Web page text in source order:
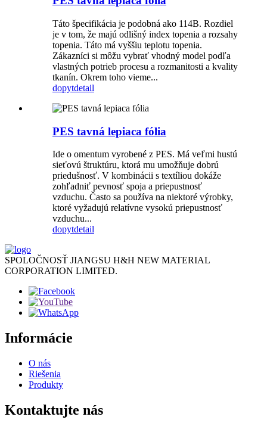
Táto špecifikácia je podobná ako 114B. Rozdiel
je v tom, že majú odlišný index topenia a rozsahy
topenia. Táto má vyššiu teplotu topenia.
Zákazníci si môžu vybrať vhodný model podľa
vlastných potrieb procesu a rozmanitosti a kvality
tkanín. Okrem toho vieme...
dopytdetail
PES tavná lepiaca fólia
Ide o omentum vyrobené z PES. Má veľmi hustú
sieťovú štruktúru, ktorá mu umožňuje dobrú
priedušnosť. V kombinácii s textíliou dokáže
zohľadniť pevnosť spoja a priepustnosť
vzduchu. Často sa používa na niektoré výrobky,
ktoré vyžadujú relatívne vysokú priepustnosť
vzduchu...
dopytdetail
SPOLOČNOSŤ JIANGSU H&H NEW MATERIAL
CORPORATION LIMITED.
Informácie
O nás
Riešenia
Produkty
Kontaktujte nás